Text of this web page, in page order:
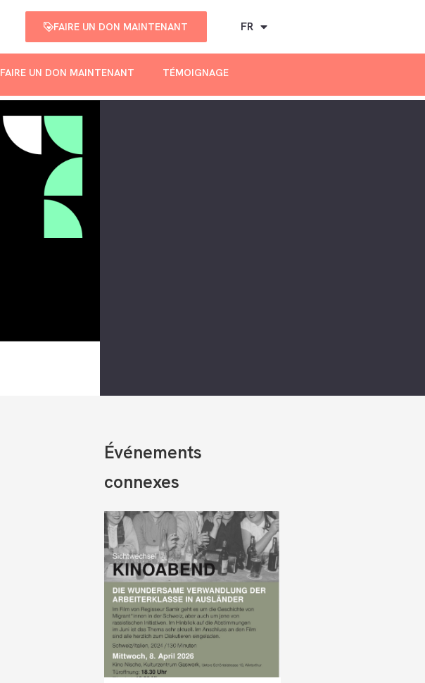
FAIRE UN DON MAINTENANT FR
FAIRE UN DON MAINTENANT TÉMOIGNAGE
Événements
connexes